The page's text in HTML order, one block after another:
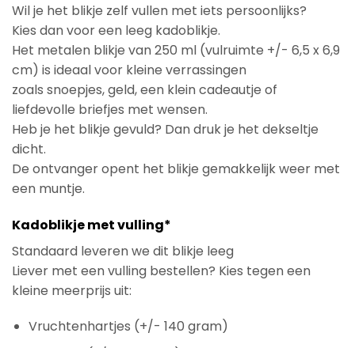
Wil je het blikje zelf vullen met iets persoonlijks?
Kies dan voor een leeg kadoblikje.
Het metalen blikje van 250 ml (vulruimte +/- 6,5 x 6,9
cm) is ideaal voor kleine verrassingen
zoals snoepjes, geld, een klein cadeautje of
liefdevolle briefjes met wensen.
Heb je het blikje gevuld? Dan druk je het dekseltje
dicht.
De ontvanger opent het blikje gemakkelijk weer met
een muntje.
Kadoblikje met vulling*
Standaard leveren we dit blikje leeg
Liever met een vulling bestellen? Kies tegen een
kleine meerprijs uit:
Vruchtenhartjes (+/- 140 gram)